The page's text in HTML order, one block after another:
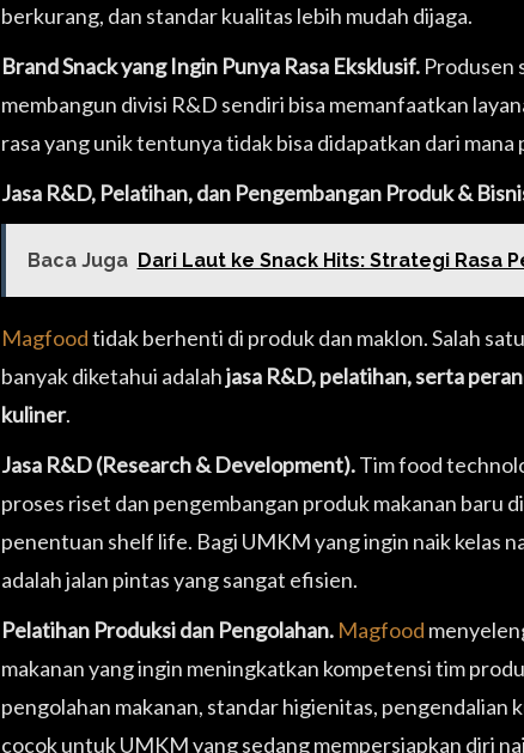
berkurang, dan standar kualitas lebih mudah dijaga.
Brand Snack yang Ingin Punya Rasa Eksklusif.Produsen
membangun divisi R&D sendiri bisa memanfaatkan
rasa yang unik tentunya tidak bisa didapatkan dari
Jasa R&D, Pelatihan, dan Pengembangan Produk &
Baca Juga Dari Laut ke Snack Hits: Strategi Rasa
Magfoodtidak berhenti di produk dan maklon. Salah
banyak diketahui adalahjasa R&D, pelatihan, serta
kuliner.
Jasa R&D (Research & Development).Tim food
proses riset dan pengembangan produk makanan baru
penentuan shelf life. Bagi UMKM yang ingin naik kelas
adalah jalan pintas yang sangat efisien.
Pelatihan Produksi dan Pengolahan. Magfood
makanan yang ingin meningkatkan kompetensi tim
pengolahan makanan, standar higienitas, pengendalian
cocok untuk UMKM yang sedang mempersiapkan diri